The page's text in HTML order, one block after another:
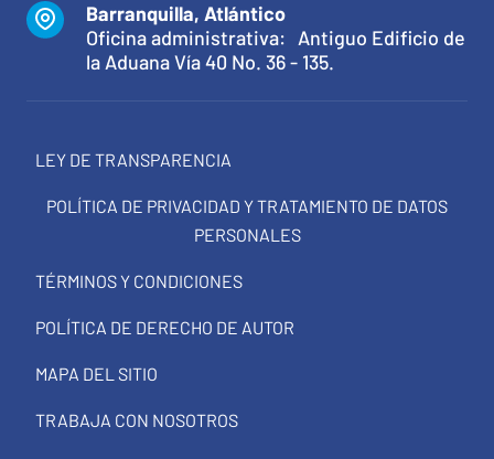
Barranquilla, Atlántico
Oficina administrativa: Antiguo Edificio de
la Aduana Vía 40 No. 36 - 135.
LEY DE TRANSPARENCIA
POLÍTICA DE PRIVACIDAD Y TRATAMIENTO DE DATOS
PERSONALES
TÉRMINOS Y CONDICIONES
POLÍTICA DE DERECHO DE AUTOR
MAPA DEL SITIO
TRABAJA CON NOSOTROS